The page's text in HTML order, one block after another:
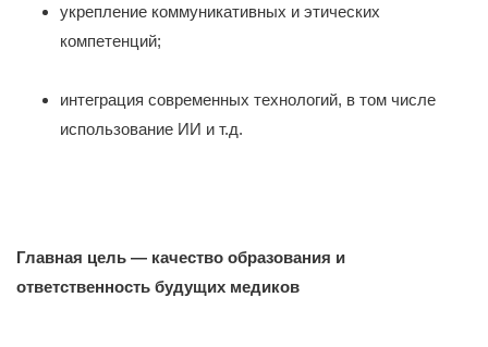
укрепление коммуникативных и этических
компетенций;
интеграция современных технологий, в том числе
использование ИИ и т.д.
Главная цель — качество образования и
ответственность будущих медиков